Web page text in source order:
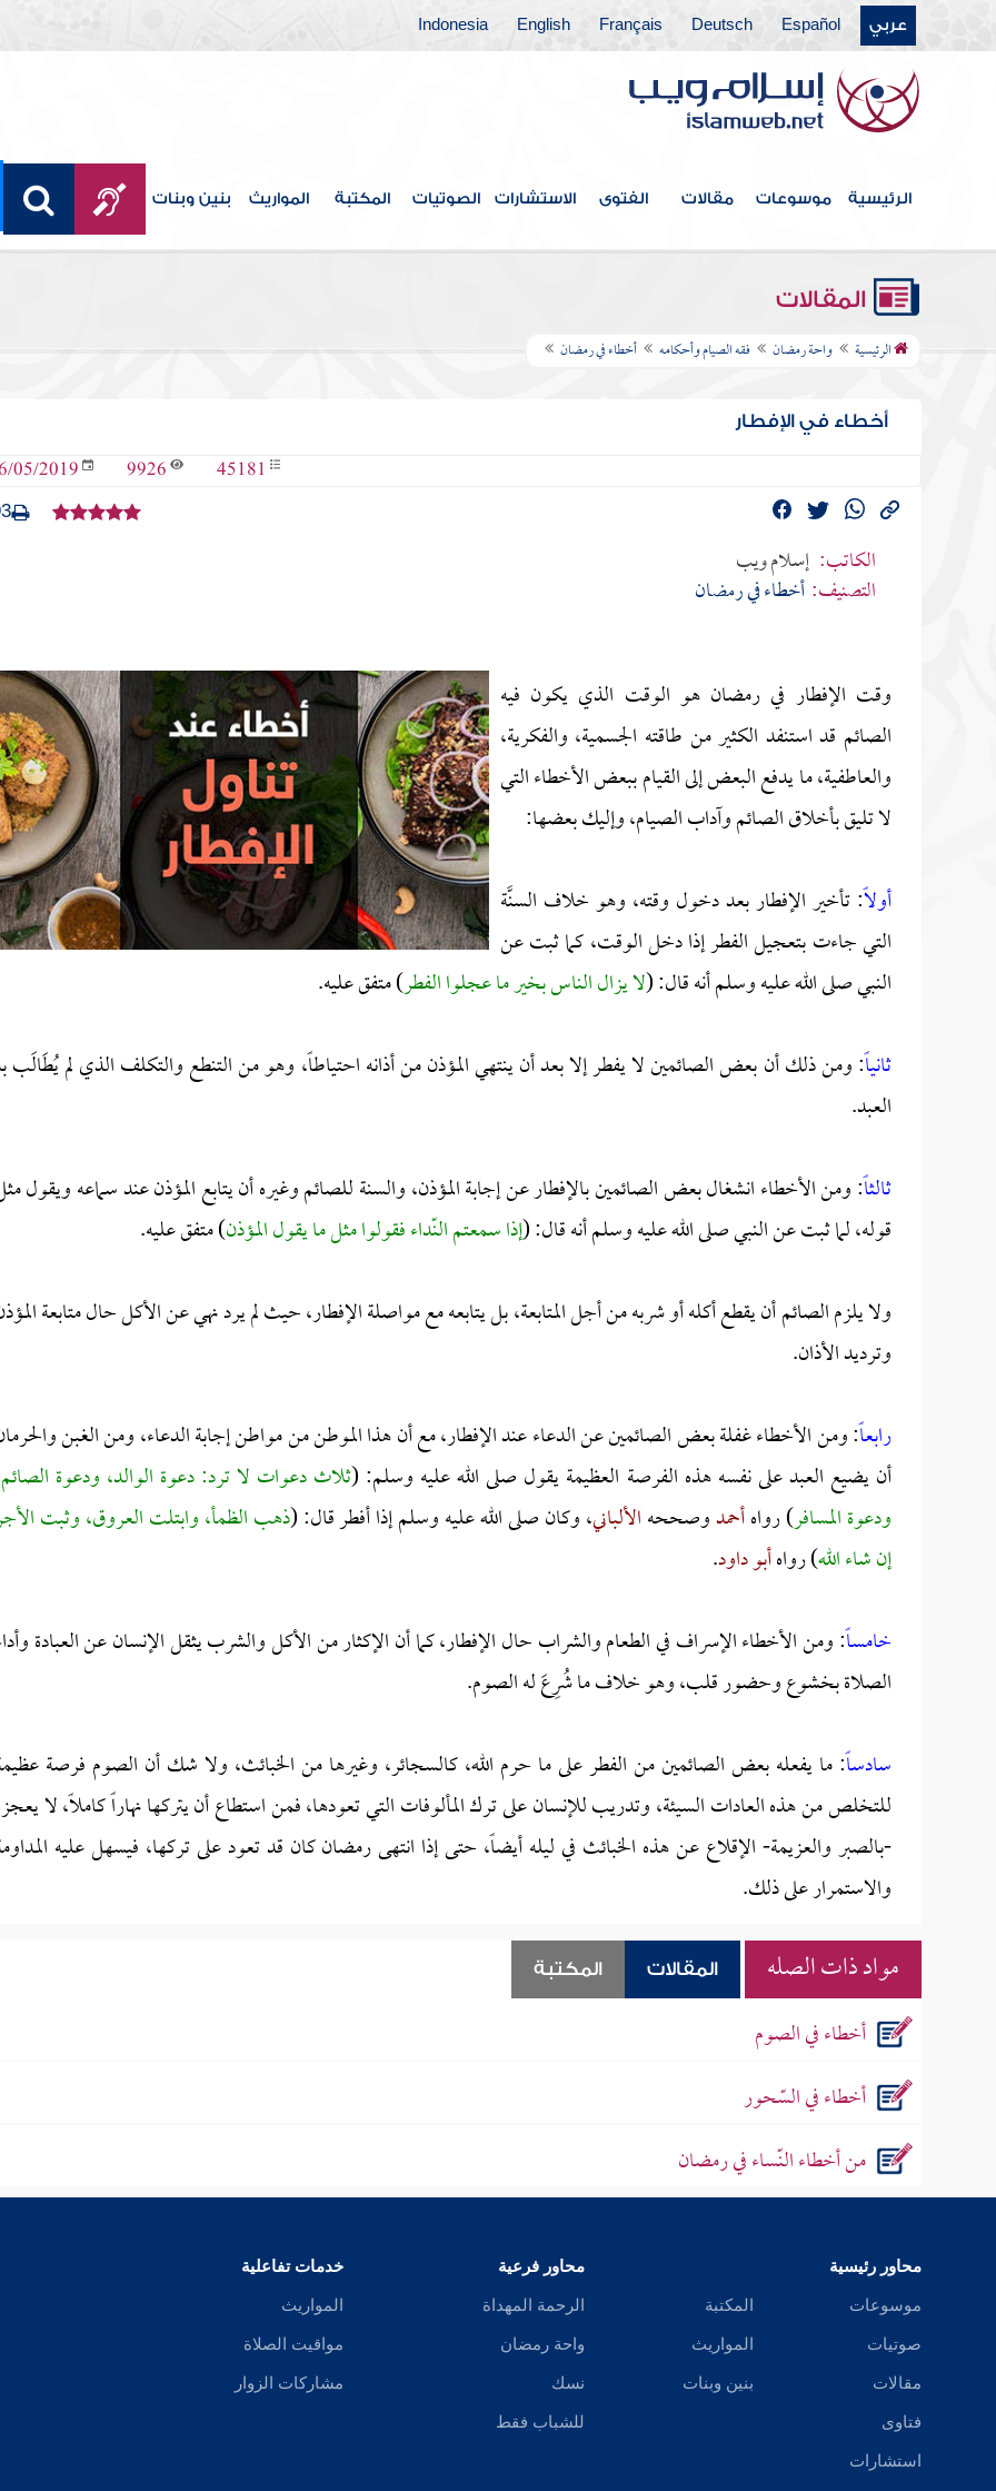
عربي Español
Deutsch
Français
English
Indonesia
الرئيسية موسوعات مقالات الفتوى الاستشارات الصوتيات المكتبة المواريث بنين وبنات
المقالات
الرئيسية واحة رمضان فقه الصيام وأحكامه أخطاء في رمضان
أخطاء في الإفطار
45181
9926
05/2019
الكاتب: إسلام ويب
التصنيف:أخطاء في رمضان
وقت الإفطار في رمضان هو الوقت الذي يكون فيه
الصائم قد استنفد الكثير من طاقته الجسمية، والفكرية،
والعاطفية، ما يدفع البعض إلى القيام ببعض الأخطاء التي
لا تليق بأخلاق الصائم وآداب الصيام، وإليك بعضها:
أولاً: تأخير الإفطار بعد دخول وقته، وهو خلاف السنَّة
التي جاءت بتعجيل الفطر إذا دخل الوقت، كما ثبت عن
النبي صلى الله عليه وسلم أنه قال: (لا يزال الناس بخير ما عجلوا الفطر) متفق عليه.
ثانياً: ومن ذلك أن بعض الصائمين لا يفطر إلا بعد أن ينتهي المؤذن من أذانه احتياطاً، وهو من التنطع والتكلف الذي لم يُطَالَب
العبد.
ثالثاً: ومن الأخطاء انشغال بعض الصائمين بالإفطار عن إجابة المؤذن، والسنة للصائم وغيره أن يتابع المؤذن عند سماعه ويقول
قوله، لما ثبت عن النبي صلى الله عليه وسلم أنه قال: (إذا سمعتم النّداء فقولوا مثل ما يقول المؤذن) متفق عليه.
ولا يلزم الصائم أن يقطع أكله أو شربه من أجل المتابعة، بل يتابعه مع مواصلة الإفطار، حيث لم يرد نهي عن الأكل حال متابعة
وترديد الأذان.
رابعاً: ومن الأخطاء غفلة بعض الصائمين عن الدعاء عند الإفطار، مع أن هذا الموطن من مواطن إجابة الدعاء، ومن الغبن
أن يضيع العبد على نفسه هذه الفرصة العظيمة يقول صلى الله عليه وسلم: (ثلاث دعوات لا ترد: دعوة الوالد، ودعوة
ودعوة المسافر) رواهأحمدوصححهالألباني، وكان صلى الله عليه وسلم إذا أفطر قال: (ذهب الظمأ، وابتلت العروق، وثبت
إن شاء الله) رواهأبو داود.
خامساً: ومن الأخطاء الإسراف في الطعام والشراب حال الإفطار، كما أن الإكثار من الأكل والشرب يثقل الإنسان عن العبادة
الصلاة بخشوع وحضور قلب، وهو خلاف ما شُرِعَ له الصوم.
سادساً: ما يفعله بعض الصائمين من الفطر على ما حرم الله، كالسجائر، وغيرها من الخبائث، ولا شك أن الصوم فرصة
للتخلص من هذه العادات السيئة، وتدريب للإنسان على ترك المألوفات التي تعودها، فمن استطاع أن يتركها نهاراً كاملاً، لا
-بالصبر والعزيمة- الإقلاع عن هذه الخبائث في ليله أيضاً، حتى إذا انتهى رمضان كان قد تعود على تركها، فيسهل عليه
والاستمرار على ذلك.
مواد ذات الصله المقالات المكتبة
أخطاء في الصوم
أخطاء في السّحور
من أخطاء النّساء في رمضان
محاور رئيسية
موسوعات
صوتيات
مقالات
فتاوى
استشارات
المكتبة
المواريث
بنين وبنات
محاور فرعية
الرحمة المهداة
واحة رمضان
نسك
للشباب فقط
خدمات تفاعلية
المواريث
مواقيت الصلاة
مشاركات الزوار